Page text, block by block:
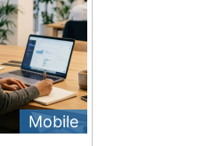
Mobile